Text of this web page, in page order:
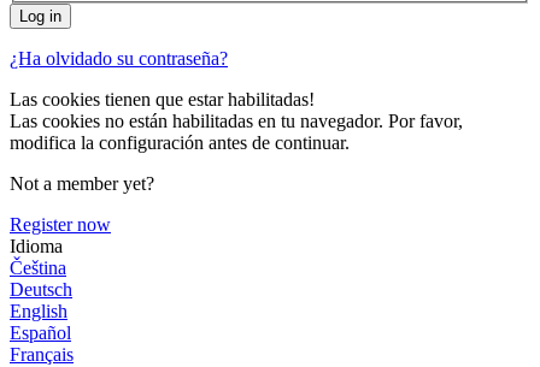
¿Ha olvidado su contraseña?
Las cookies tienen que estar habilitadas!
Las cookies no están habilitadas en tu navegador. Por favor,
modifica la configuración antes de continuar.
Not a member yet?
Register now
Idioma
Čeština
Deutsch
English
Español
Français